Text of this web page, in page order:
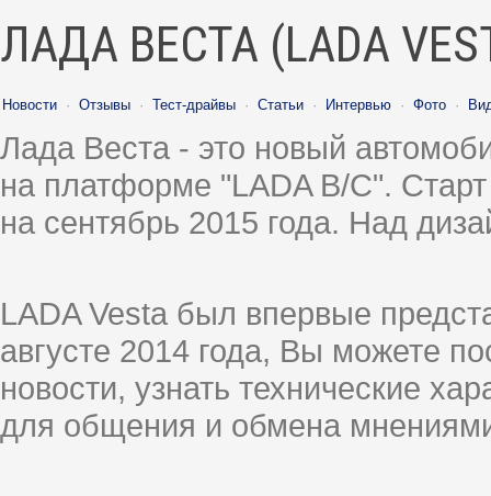
ЛАДА ВЕСТА (LADA
Новости · Отзывы · Тест-драйвы · Статьи · Интервью · Фото ·
Лада Веста - это новый
на платформе "LADA B/C".
на сентябрь 2015 года. Над
LADA Vesta был впервые
августе 2014 года, Вы можете
новости, узнать технические
для общения и обмена